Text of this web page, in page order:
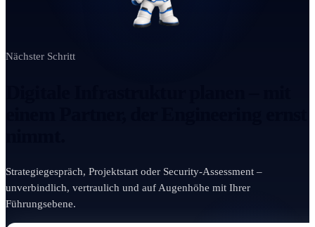
Nächster Schritt
Strategiegespräch, Projektstart oder Security-Assessment –
unverbindlich, vertraulich und auf Augenhöhe mit Ihrer
Führungsebene.